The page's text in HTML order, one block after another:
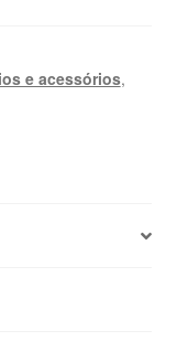
e acessórios,